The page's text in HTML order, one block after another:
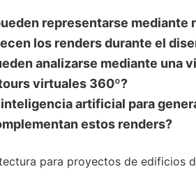
representarse
los renders durante el
analizarse mediante una
virtuales 360º?
artificial para
estos renders?
para proyectos de edificios